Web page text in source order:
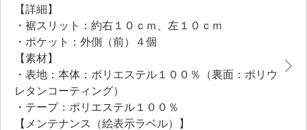
【詳細】
・裾スリット：約右１０ｃｍ、左１０ｃｍ
・ポケット：外側（前）４個
【素材】
・表地：本体：ポリエステル１００％（裏面：ポリウ
レタンコーティング）
・テープ：ポリエステル１００％
【メンテナンス（絵表示ラベル）】